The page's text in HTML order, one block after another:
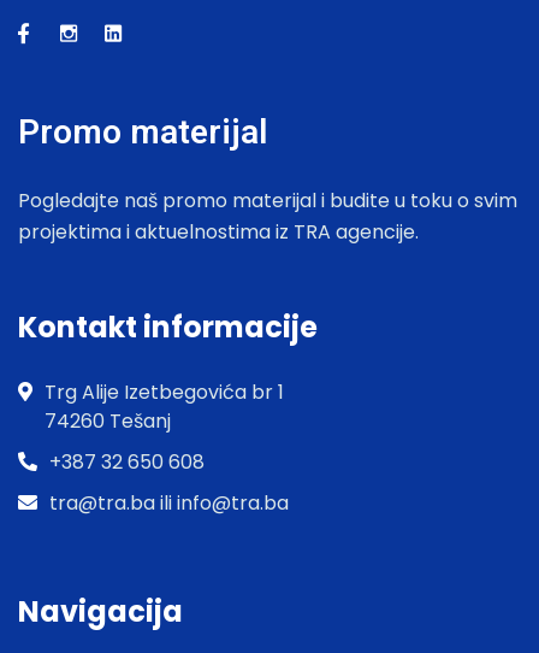
Promo materijal
Pogledajte naš promo materijal i budite u toku o svim
projektima i aktuelnostima iz TRA agencije.
Kontakt informacije
Trg Alije Izetbegovića br 1
74260 Tešanj
+387 32 650 608
tra@tra.ba ili info@tra.ba
Navigacija